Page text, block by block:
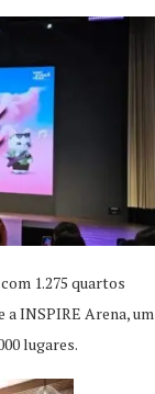
1.275 quartos
INSPIRE Arena, um
lugares.